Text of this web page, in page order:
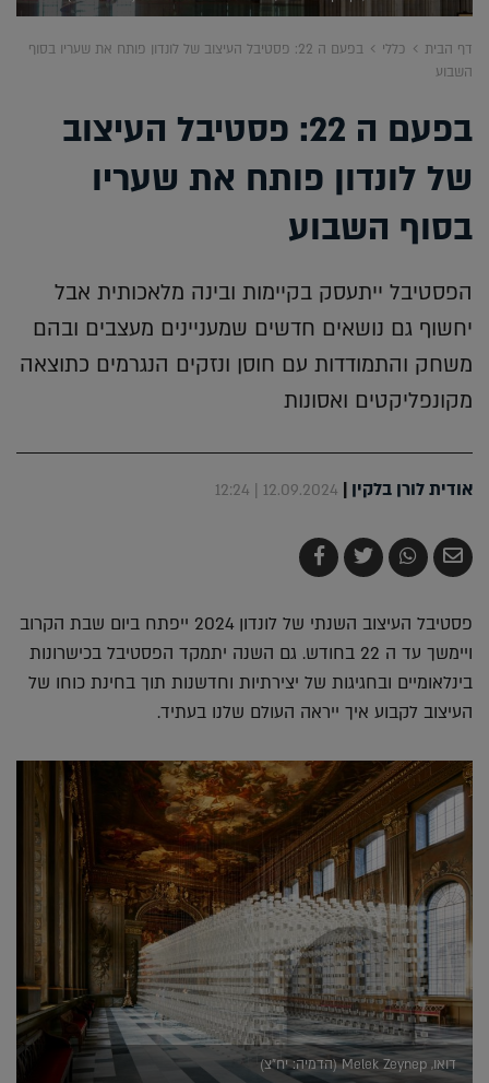
דף הבית כללי
בפעם ה 22: פסטיבל העיצוב של לונדון פותח את שעריו בסוף
השבוע
בפעם ה 22: פסטיבל העיצוב
של לונדון פותח את שעריו
בסוף השבוע
הפסטיבל ייתעסק בקיימות ובינה מלאכותית אבל
יחשוף גם נושאים חדשים שמעניינים מעצבים ובהם
משחק והתמודדות עם חוסן ונזקים הנגרמים כתוצאה
מקונפליקטים ואסונות
אודית לורן בלקין |
12.09.2024 | 12:24
שלח
בדואר
שתף
ב-
צייץ
ב-
שתף
ב-
פסטיבל העיצוב השנתי של לונדון 2024 ייפתח ביום שבת הקרוב
ויימשך עד ה 22 בחודש. גם השנה יתמקד הפסטיבל בכישרונות
בינלאומיים ובחגיגות של יצירתיות וחדשנות תוך בחינת כוחו של
העיצוב לקבוע איך ייראה העולם שלנו בעתיד.
דואו, Melek Zeynep (הדמיה: יח"צ)